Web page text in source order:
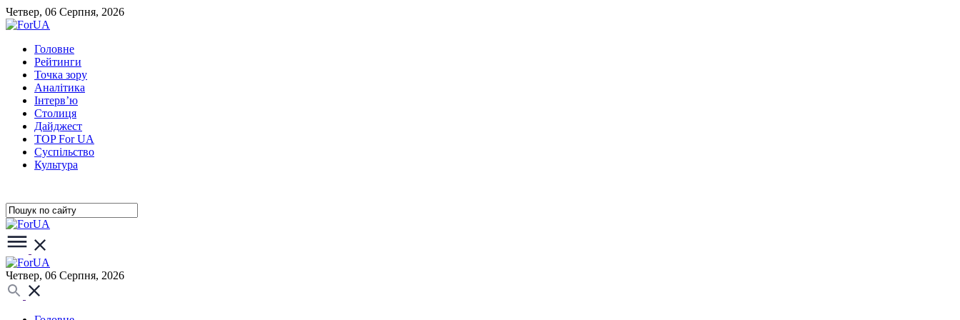
Четвер, 06 Серпня, 2026
Головне
Рейтинги
Точка зору
Аналітика
Інтерв’ю
Столиця
Дайджест
TOP For UA
Суспiльство
Культура
Четвер, 06 Серпня, 2026